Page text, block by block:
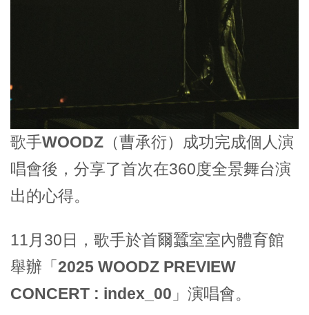
歌手WOODZ （曹承衍）成功完成個人演
唱會後，分享了首次在360度全景舞台演
出的心得。
11月30日，歌手於首爾蠶室室內體育館
舉辦 「2025 WOODZ PREVIEW
CONCERT : index_00」 演唱會。